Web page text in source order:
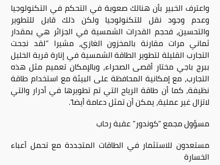
واعترف الخبير بأن هنالك صعوبة في التحكم في التكنولوجيا
وعدم وجود نقل للتكنولوجيا ولكن ذلك قابل للتطوير
والتحسين، فحجم القدرات الشمسية في الجزائر هي بمقدار
ثماني مرات مقارنة بالمخزون الغازي، مشيرا ”لقد نجحت
التجارب القليلة لتطوير الطاقة الشمسية في إنارة قرية الخليل
ببرج باجي مختار أقصى الصحراء، وبالإمكان تعميم مثل هذه
التجارب، مع إمكانية المحافظة على البيئة مع استخدام طاقة
نظيفة، كما أن طاقة الرياح التي تم تطويرها في أدرار والتي
لاتزال غير عملية، يمكن أن تمثل دعامة أيضا”.
مسؤول مجمع ”كوندور” عقبة رحاب
مستعدون للاستثمار في الطاقات المتجددة مع تحمل أعباء
الخسارة